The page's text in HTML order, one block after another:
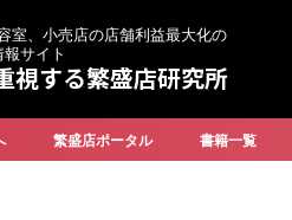
室、小売店の店舗利益最大化の
報サイト
視する繁盛店研究所
繁盛店ポータル 書籍一覧